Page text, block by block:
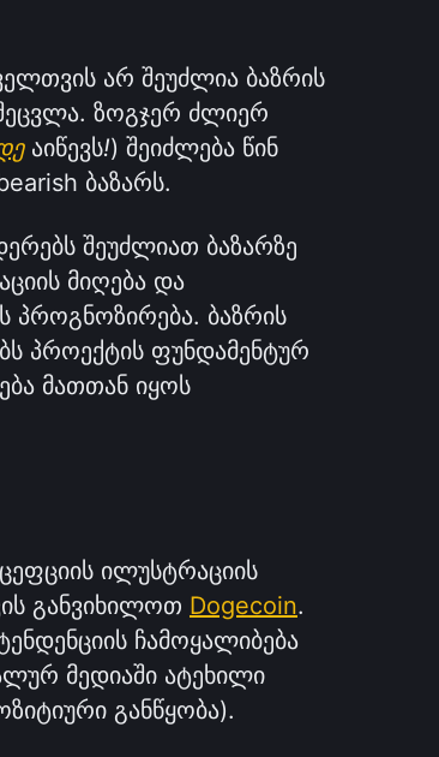
არ შეუძლია ბაზრის
ზოგჯერ ძლიერ
აიწევს!) შეიძლება წინ
ბაზარს.
შეუძლიათ ბაზარზე
მიღება და
პროგნოზირება. ბაზრის
პროექტის ფუნდამენტურ
მათთან იყოს
ილუსტრაციის
განვიხილოთ Dogecoin.
ჩამოყალიბება
მედიაში ატეხილი
განწყობა).